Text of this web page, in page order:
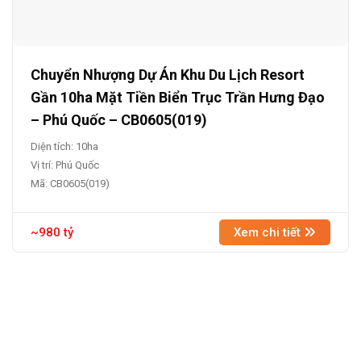
Chuyển Nhượng Dự Án Khu Du Lịch Resort
Gần 10ha Mặt Tiền Biển Trục Trần Hưng Đạo
– Phú Quốc – CB0605(019)
Diện tích: 10ha
Vị trí: Phú Quốc
Mã: CB0605(019)
~980 tỷ Xem chi tiết